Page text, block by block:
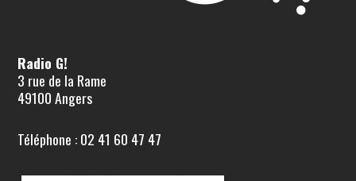
Radio G!
3 rue de la Rame
49100 Angers
Téléphone : 02 41 60 47 47